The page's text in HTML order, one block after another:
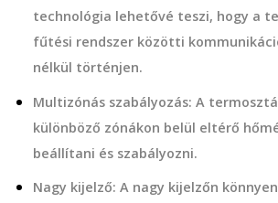
technológia lehetővé teszi, hogy a
fűtési rendszer közötti
nélkül történjen.
Multizónás szabályozás: A
különböző zónákon belül eltérő
beállítani és szabályozni.
Nagy kijelző: A nagy kijelzőn